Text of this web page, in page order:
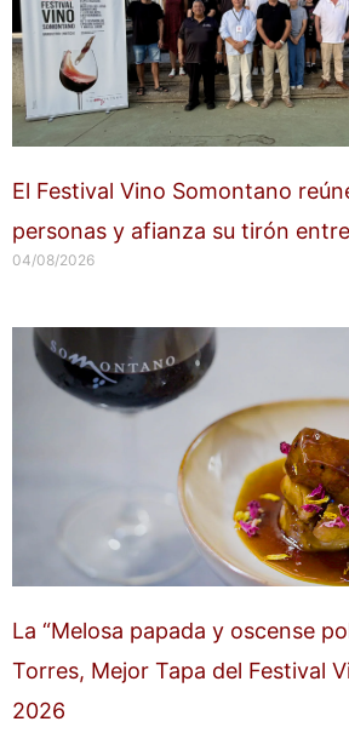
El Festival Vino Somontano
personas y afianza su tirón
04/08/2026
La “Melosa papada y oscense
Torres, Mejor Tapa del Festival
2026